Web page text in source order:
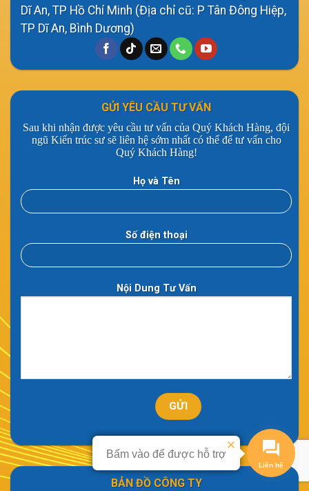
Dĩ An, TP Hồ Chí Minh (Địa chỉ cũ: P Tân Đông Hiệp,
TP Dĩ An, Bình Dương)
GỬI YÊU CẦU TƯ VẤN
Sau khi nhận được yêu cầu tư vấn của Quý Khách Hàng, đội
ngũ Kiến trúc sư sẽ liên hệ sớm nhất có thể để tư vấn cho
Quý Khách Hàng!
Họ và Tên
Số điện thoại
Nội Dung Tư Vấn
BẢN ĐỒ CÔNG TY
Bấm vào để được hỗ trợ